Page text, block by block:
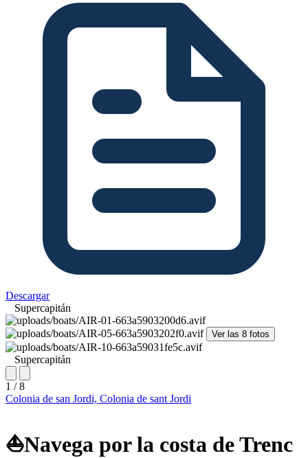
Descargar
Supercapitán
Ver las 8 fotos
Supercapitán
1 / 8
Colonia de san Jordi, Colonia de sant Jordi
⛵️Navega por la costa de Trenc